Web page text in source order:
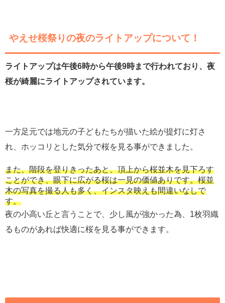
やえせ桜祭りの夜のライトアップについて！
ライトアップは午後6時から午後9時まで行われており、夜
桜が綺麗にライトアップされています。
一方足元では地元の子どもたちが描いた絵が提灯に灯さ
れ、ホッコリとした気分で桜を見る事ができました。
また、階段を登りきったあと、頂上から桜並木を見下ろす
ことができ、眼下に広がる桜は一見の価値ありです。桜並
木の写真を撮る人も多く、インスタ映えも間違いなしで
す。
夜の小高い丘と言うことで、少し風が強かった為、1枚羽織
るものがあれば快適に桜を見る事ができます。